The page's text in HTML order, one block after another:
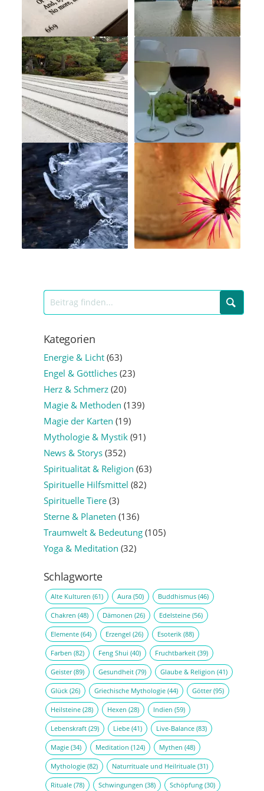
Kategorien
Energie & Licht(63)
Engel & Göttliches(23)
Herz & Schmerz(20)
Magie & Methoden (139)
Magie der Karten (19)
Mythologie & Mystik(91)
News & Storys(352)
Spiritualität & Religion (63)
Spirituelle Hilfsmittel (82)
Spirituelle Tiere(3)
Sterne & Planeten (136)
Traumwelt & Bedeutung(105)
Yoga & Meditation (32)
Schlagworte
Alte Kulturen (61) Aura(50) Buddhismus(46)
Chakren (48) Dämonen (26) Edelsteine(56)
Elemente(64) Erzengel (26) Esoterik(88)
Farben (82) Feng Shui (40) Fruchtbarkeit(39)
Geister(89) Gesundheit(79) Glaube & Religion (41)
Glück(26) Griechische Mythologie(44) Götter(95)
Heilsteine(28) Hexen (28) Indien (59)
Lebenskraft(29) Liebe(41) Live-Balance(83)
Magie(34) Meditation (124) Mythen (48)
Mythologie(82) Naturrituale und Heilrituale(31)
Rituale(78) Schwingungen (38) Schöpfung(30)